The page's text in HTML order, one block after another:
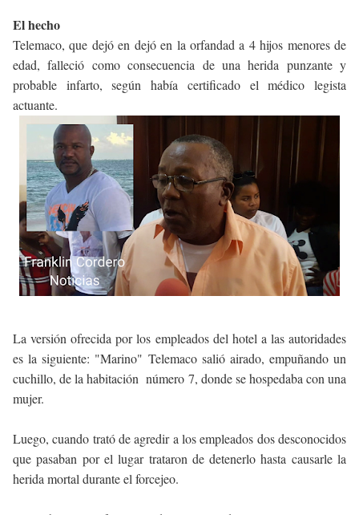
El hecho
Telemaco, que dejó en dejó en la orfandad a 4 hijos menores de
edad, falleció como consecuencia de una herida punzante y
probable infarto, según había certificado el médico legista
actuante.
La versión ofrecida por los empleados del hotel a las autoridades
es la siguiente: "Marino" Telemaco salió airado, empuñando un
cuchillo, de la habitación número 7, donde se hospedaba con una
mujer.
Luego, cuando trató de agredir a los empleados dos desconocidos
que pasaban por el lugar trataron de detenerlo hasta causarle la
herida mortal durante el forcejeo.